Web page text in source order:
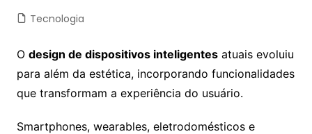
Tecnologia
O design de dispositivos inteligentesatuais evoluiu
para além da estética, incorporando funcionalidades
que transformam a experiência do usuário.
Smartphones, wearables, eletrodomésticos e